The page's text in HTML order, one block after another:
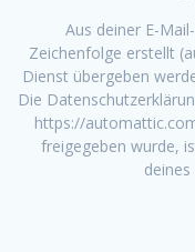
Aus deiner E-
Zeichenfolge erstellt
Dienst übergeben
Die
https://
freigegeben wurde,